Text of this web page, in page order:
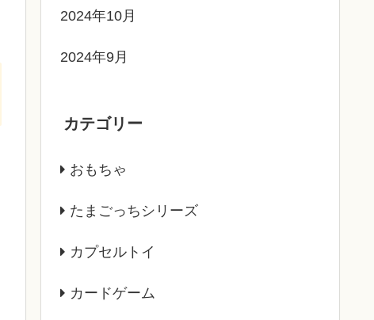
2024年10月
2024年9月
カテゴリー
おもちゃ
たまごっちシリーズ
カプセルトイ
カードゲーム